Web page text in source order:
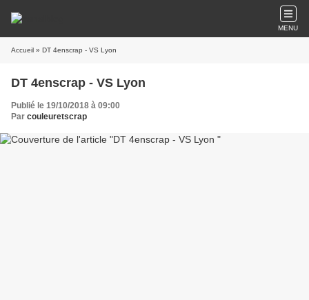
MENU
Accueil » DT 4enscrap - VS Lyon
DT 4enscrap - VS Lyon
Publié le 19/10/2018 à 09:00
Par couleuretscrap